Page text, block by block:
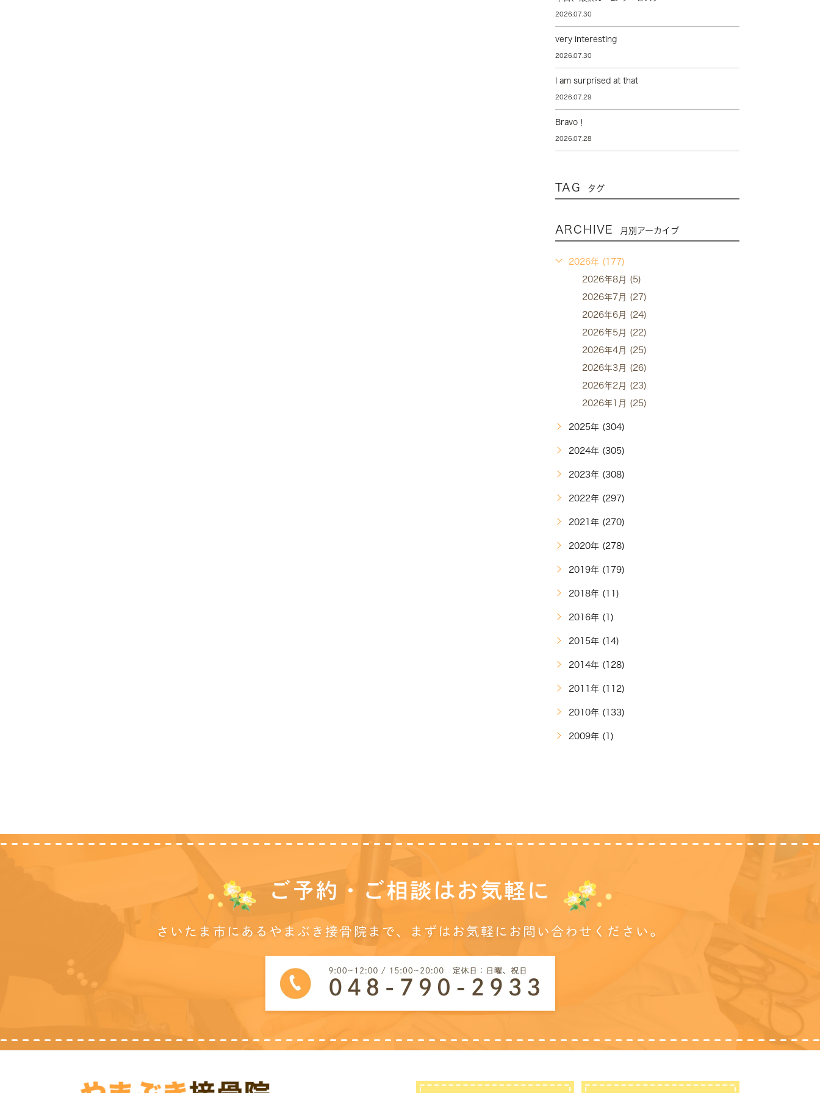
2026.07.30
very interesting
2026.07.30
I am surprised at that
2026.07.29
Bravo！
2026.07.28
TAG タグ
ARCHIVE 月別アーカイブ
2026年 (177)
2026年8月 (5)
2026年7月 (27)
2026年6月 (24)
2026年5月 (22)
2026年4月 (25)
2026年3月 (26)
2026年2月 (23)
2026年1月 (25)
2025年 (304)
2024年 (305)
2023年 (308)
2022年 (297)
2021年 (270)
2020年 (278)
2019年 (179)
2018年 (11)
2016年 (1)
2015年 (14)
2014年 (128)
2011年 (112)
2010年 (133)
2009年 (1)
ご予約・ご相談は お気軽に
さいたま市にあるやまぶき接骨院まで、 まずはお気軽にお問い合わせください。